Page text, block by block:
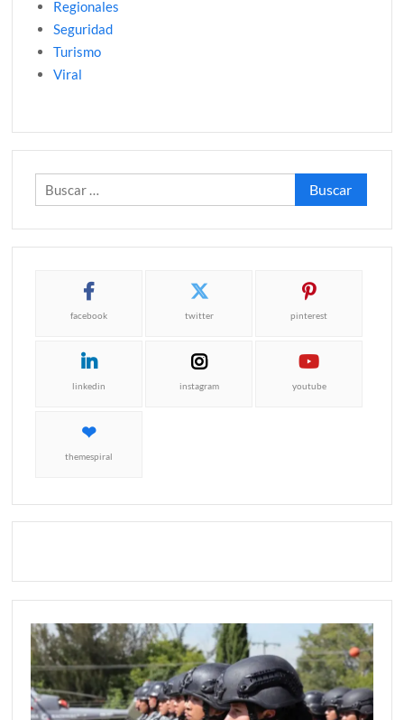
Regionales
Seguridad
Turismo
Viral
Buscar:
facebook twitter pinterest
linkedin instagram youtube
themespiral